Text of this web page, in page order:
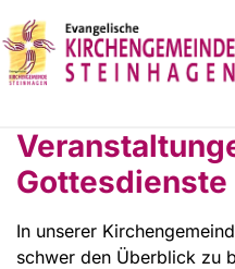
In unserer
schwer den Überblick zu